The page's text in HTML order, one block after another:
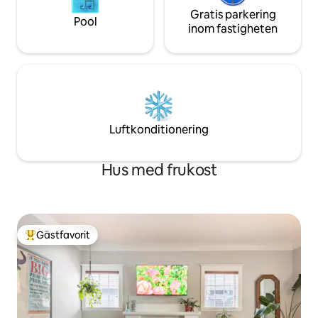
Pool
Gratis parkering
inom fastigheten
Luftkonditionering
Hus med frukost
Populär gästfavorit
Gästfavorit